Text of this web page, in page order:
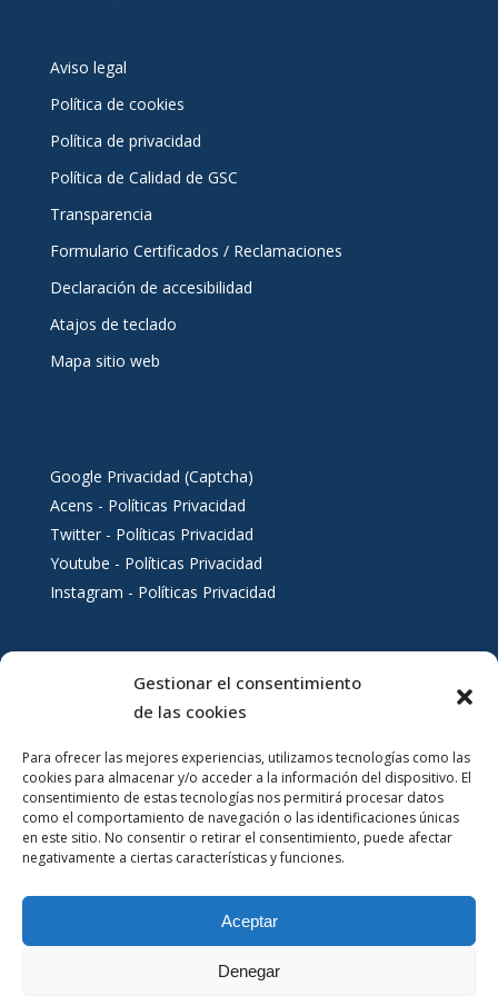
Gestionar el consentimiento
de las cookies
Para ofrecer las mejores experiencias, utilizamos tecnologías como las
cookies para almacenar y/o acceder a la información del dispositivo. El
consentimiento de estas tecnologías nos permitirá procesar datos
como el comportamiento de navegación o las identificaciones únicas
en este sitio. No consentir o retirar el consentimiento, puede afectar
negativamente a ciertas características y funciones.
Aceptar
Denegar
Aviso legal
Política de cookies
Política de privacidad
Política de Calidad de GSC
Transparencia
Formulario Certificados / Reclamaciones
Declaración de accesibilidad
Atajos de teclado
Mapa sitio web
Google Privacidad (Captcha)
Acens - Políticas Privacidad
Twitter - Políticas Privacidad
Youtube - Políticas Privacidad
Instagram - Políticas Privacidad
Servicios al ciudadano